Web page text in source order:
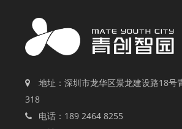
地址：深圳市龙华区景龙建设路18号
318
电话：189 2464 8255